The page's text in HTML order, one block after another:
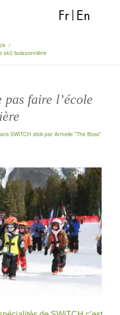
Fr En
/
ski) buissonnière
pas faire l’école
SWiTCH stick par Armelle "The Boss"